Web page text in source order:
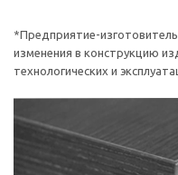
*Предприятие-
изменения в конструкцию
технологических и